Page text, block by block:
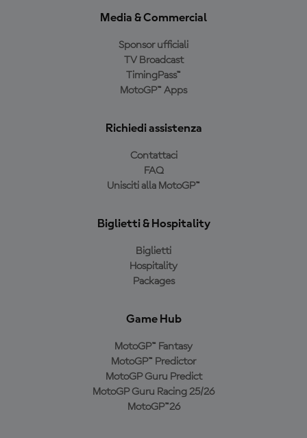
Media & Commercial
Sponsor ufficiali
TV Broadcast
TimingPass™
MotoGP™ Apps
Richiedi assistenza
Contattaci
FAQ
Unisciti alla MotoGP™
Biglietti & Hospitality
Biglietti
Hospitality
Packages
Game Hub
MotoGP™ Fantasy
MotoGP™ Predictor
MotoGP Guru Predict
MotoGP Guru Racing 25/26
MotoGP™26